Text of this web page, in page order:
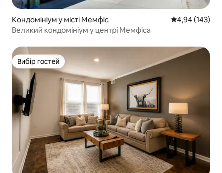
Кондомініум у місті Мемфіс Середня
4,94 (143)
Великий кондомініум у центрі Мемфіса
Вибір гостей
Вибір гостей